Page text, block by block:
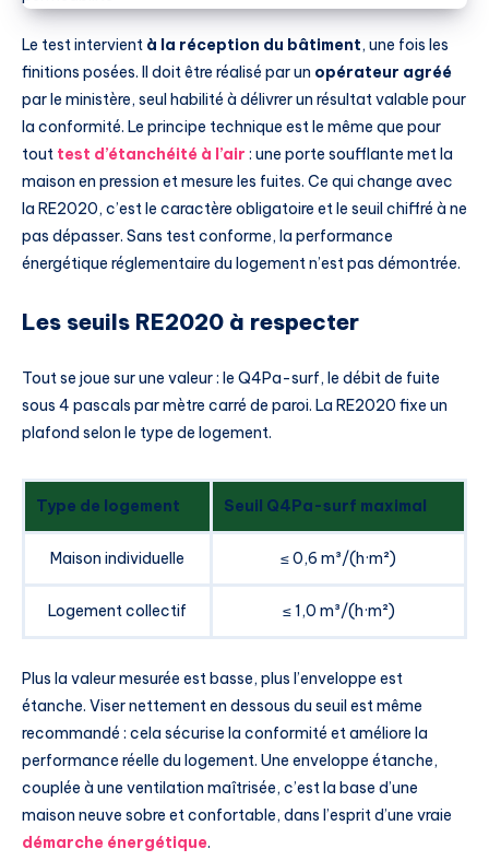
Le test intervient à la réception du bâtiment, une fois les
finitions posées. Il doit être réalisé par un opérateur agréé
par le ministère, seul habilité à délivrer un résultat valable pour
la conformité. Le principe technique est le même que pour
tout test d’étanchéité à l’air : une porte soufflante met la
maison en pression et mesure les fuites. Ce qui change avec
la RE2020, c’est le caractère obligatoire et le seuil chiffré à ne
pas dépasser. Sans test conforme, la performance
énergétique réglementaire du logement n’est pas démontrée.
Les seuils RE2020 à respecter
Tout se joue sur une valeur : le Q4Pa-surf, le débit de fuite
sous 4 pascals par mètre carré de paroi. La RE2020 fixe un
plafond selon le type de logement.
Type de logement Seuil Q4Pa-surf maximal
Maison individuelle ≤ 0,6 m³/(h·m²)
Logement collectif ≤ 1,0 m³/(h·m²)
Plus la valeur mesurée est basse, plus l’enveloppe est
étanche. Viser nettement en dessous du seuil est même
recommandé : cela sécurise la conformité et améliore la
performance réelle du logement. Une enveloppe étanche,
couplée à une ventilation maîtrisée, c’est la base d’une
maison neuve sobre et confortable, dans l’esprit d’une vraie
démarche énergétique.